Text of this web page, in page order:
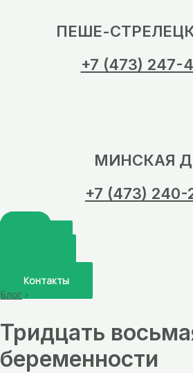
ПЕШЕ-
+7 (473) 247-
МИНСКАЯ
+7 (473) 240-
Контакты
Блог ›
Тридцать
беременности